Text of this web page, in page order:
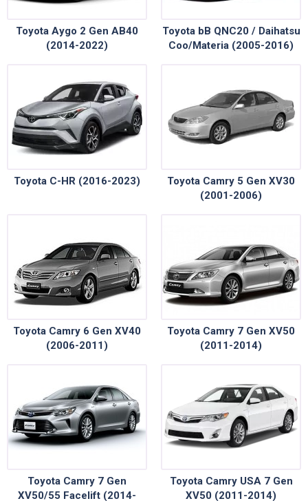
Toyota Aygo 2 Gen AB40
(2014-2022)
Toyota bB QNC20 / Daihatsu
Coo/Materia (2005-2016)
Toyota C-HR (2016-2023)
Toyota Camry 5 Gen XV30
(2001-2006)
Toyota Camry 6 Gen XV40
(2006-2011)
Toyota Camry 7 Gen XV50
(2011-2014)
Toyota Camry 7 Gen
XV50/55 Facelift (2014-
Toyota Camry USA 7 Gen
XV50 (2011-2014)